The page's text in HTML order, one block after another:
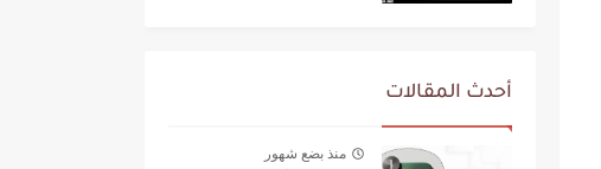
أحدث المقالات
منذ بضع شهور